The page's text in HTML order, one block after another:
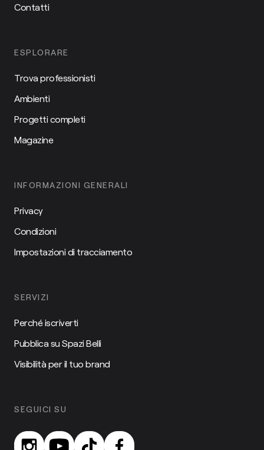
Contatti
ESPLORARE
Trova professionisti
Ambienti
Progetti completi
Magazine
INFORMAZIONI GENERALI
Privacy
Condizioni
Impostazioni di tracciamento
SERVIZI
Perché iscriverti
Pubblica su Spazi Belli
Visibilità per il tuo brand
SEGUICI SU